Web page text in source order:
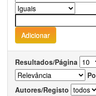
Resultados/Página
Autores/Registo